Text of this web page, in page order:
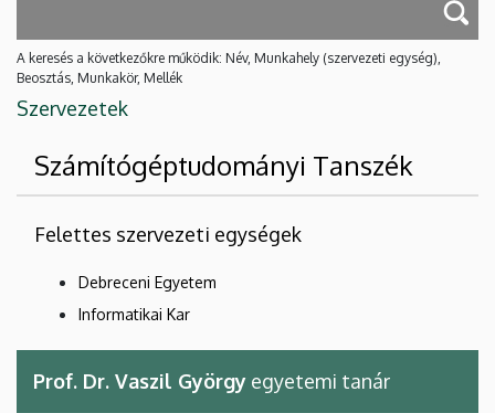
A keresés a következőkre működik: Név, Munkahely (szervezeti egység),
Beosztás, Munkakör, Mellék
Szervezetek
Számítógéptudományi Tanszék
Felettes szervezeti egységek
Debreceni Egyetem
Informatikai Kar
Prof. Dr. Vaszil György egyetemi tanár